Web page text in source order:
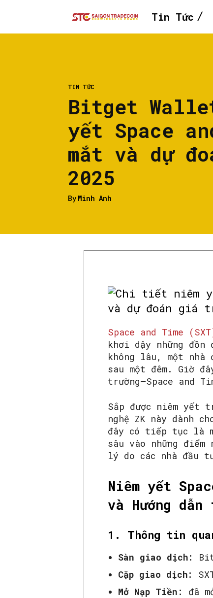
Tin Tức
TIN TỨC
Bitget
yết Space
mắt và dự
2025
By Minh Anh
Space and Time
khơi dậy những
không lâu, một nhà
sau một đêm. Giờ
trường—Space and
Sắp được niêm yết
nghệ ZK này dành
đây có tiếp tục là
sâu vào những
lý do các nhà đầu
Niêm yết
và Hướng dẫn
1. Thông tin
Sàn giao dịch:
Cặp giao dịch:
Mở Nạp Tiền:
đã